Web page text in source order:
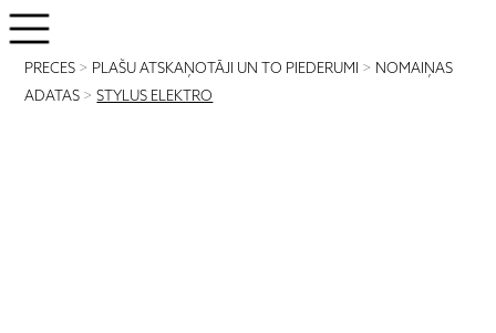
PRECES > PLAŠU ATSKAŅOTĀJI UN TO PIEDERUMI > NOMAIŅAS
ADATAS >STYLUS ELEKTRO